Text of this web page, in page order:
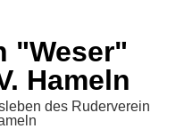
"Weser"
Hameln
des Ruderverein